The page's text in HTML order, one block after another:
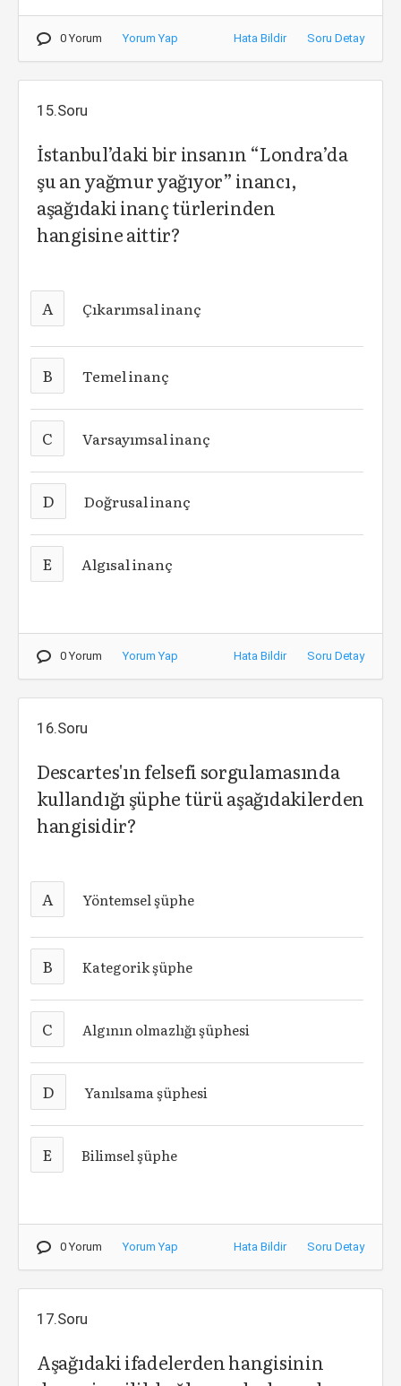
0 Yorum Yorum Yap Hata Bildir Soru Detay
15.Soru
İstanbul’daki bir insanın “Londra’da
şu an yağmur yağıyor” inancı,
aşağıdaki inanç türlerinden
hangisine aittir?
A Çıkarımsal inanç
B Temel inanç
C Varsayımsal inanç
D Doğrusal inanç
E Algısal inanç
0 Yorum Yorum Yap Hata Bildir Soru Detay
16.Soru
Descartes'ın felsefi sorgulamasında
kullandığı şüphe türü aşağıdakilerden
hangisidir?
A Yöntemsel şüphe
B Kategorik şüphe
C Algının olmazlığı şüphesi
D Yanılsama şüphesi
E Bilimsel şüphe
0 Yorum Yorum Yap Hata Bildir Soru Detay
17.Soru
Aşağıdaki ifadelerden hangisinin